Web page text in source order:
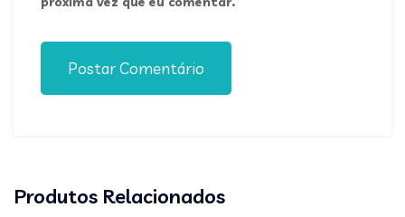
Postar Comentário
Produtos Relacionados